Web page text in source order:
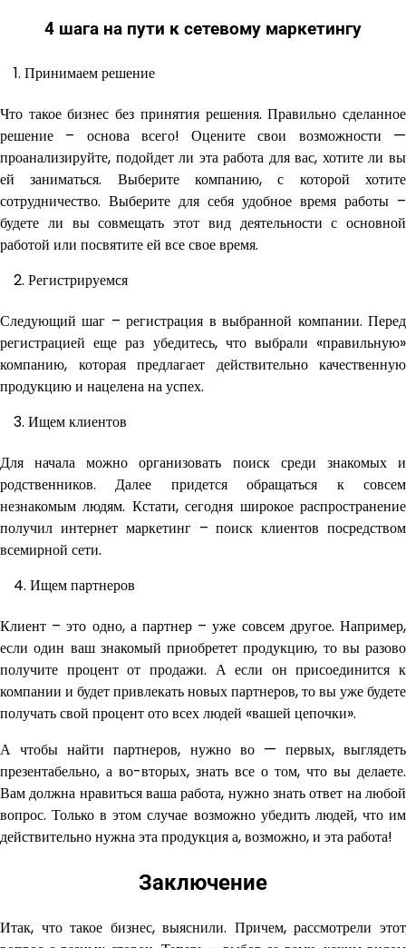
4 шага на пути к сетевому маркетингу
Принимаем решение
Что такое бизнес без принятия решения. Правильно сделанное
решение – основа всего! Оцените свои возможности —
проанализируйте, подойдет ли эта работа для вас, хотите ли вы
ей заниматься. Выберите компанию, с которой хотите
сотрудничество. Выберите для себя удобное время работы –
будете ли вы совмещать этот вид деятельности с основной
работой или посвятите ей все свое время.
Регистрируемся
Следующий шаг – регистрация в выбранной компании. Перед
регистрацией еще раз убедитесь, что выбрали «правильную»
компанию, которая предлагает действительно качественную
продукцию и нацелена на успех.
Ищем клиентов
Для начала можно организовать поиск среди знакомых и
родственников. Далее придется обращаться к совсем
незнакомым людям. Кстати, сегодня широкое распространение
получил интернет маркетинг – поиск клиентов посредством
всемирной сети.
Ищем партнеров
Клиент – это одно, а партнер – уже совсем другое. Например,
если один ваш знакомый приобретет продукцию, то вы разово
получите процент от продажи. А если он присоединится к
компании и будет привлекать новых партнеров, то вы уже будете
получать свой процент ото всех людей «вашей цепочки».
А чтобы найти партнеров, нужно во — первых, выглядеть
презентабельно, а во-вторых, знать все о том, что вы делаете.
Вам должна нравиться ваша работа, нужно знать ответ на любой
вопрос. Только в этом случае возможно убедить людей, что им
действительно нужна эта продукция а, возможно, и эта работа!
Заключение
Итак, что такое бизнес, выяснили. Причем, рассмотрели этот